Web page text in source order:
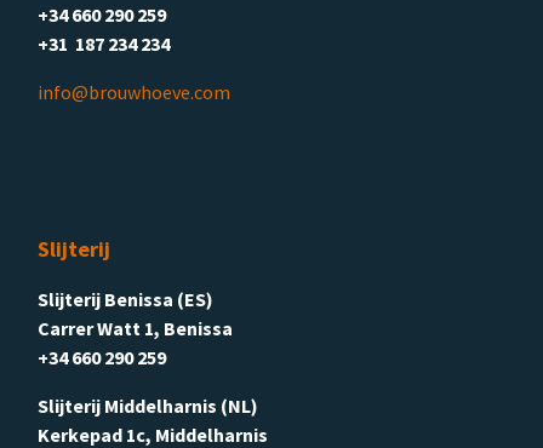
+34 660 290 259
+31 187 234 234
info@brouwhoeve.com
Slijterij
Slijterij Benissa (ES)
Carrer Watt 1, Benissa
+34 660 290 259
Slijterij Middelharnis (NL)
Kerkepad 1c, Middelharnis